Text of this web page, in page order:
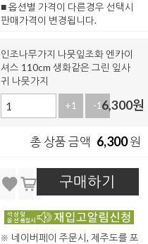
■ 옵션별 가격이 다른경우 선택시
판매가격이 변경됩니다.
인조나무가지 나뭇잎조화 엔카이
셔스 110cm 생화같은 그린 잎사
귀 나뭇가지
+1 -16,300원
총 상품 금액 6,300원
구매하기
※ 네이버페이 주문시, 제주도를 포